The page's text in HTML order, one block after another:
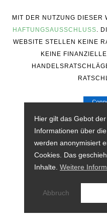
MIT DER NUTZUNG DIESER
HAFTUNGSAUSSCHLUSS .
WEBSITE STELLEN KEINE
KEINE
Hier gilt das Gebot
Informationen über
werden anonymisiert
Cookies. Das
Inhalte. Weitere
Abbruch